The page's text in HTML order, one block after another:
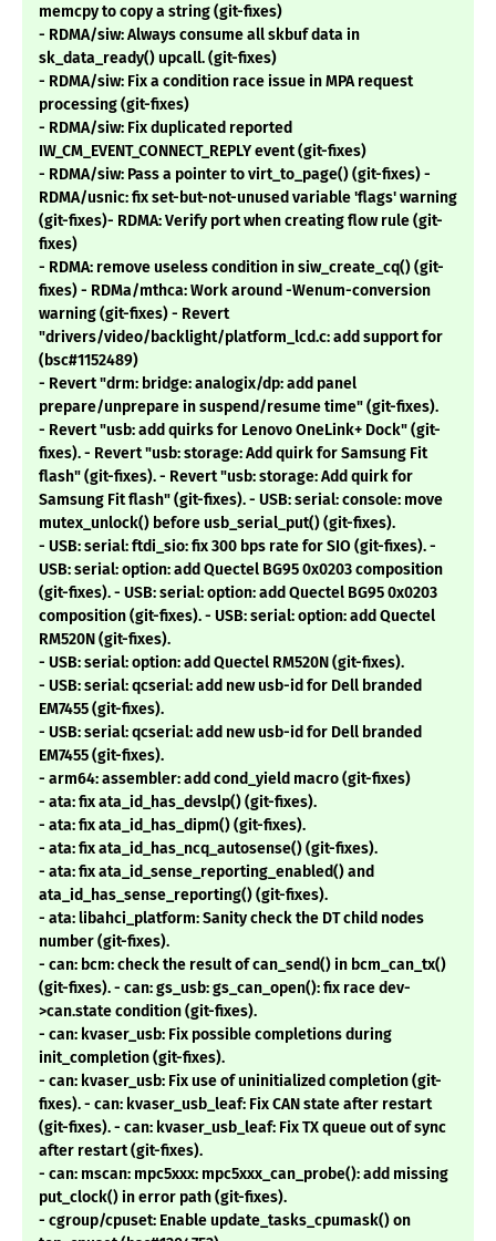
memcpy to copy a string (git-fixes)
- RDMA/siw: Always consume all skbuf data in
sk_data_ready() upcall. (git-fixes)
- RDMA/siw: Fix a condition race issue in MPA request
processing (git-fixes)
- RDMA/siw: Fix duplicated reported
IW_CM_EVENT_CONNECT_REPLY event (git-fixes)
- RDMA/siw: Pass a pointer to virt_to_page() (git-fixes) -
RDMA/usnic: fix set-but-not-unused variable 'flags' warning
(git-fixes)- RDMA: Verify port when creating flow rule (git-
fixes)
- RDMA: remove useless condition in siw_create_cq() (git-
fixes) - RDMa/mthca: Work around -Wenum-conversion
warning (git-fixes) - Revert
"drivers/video/backlight/platform_lcd.c: add support for
(bsc#1152489)
- Revert "drm: bridge: analogix/dp: add panel
prepare/unprepare in suspend/resume time" (git-fixes).
- Revert "usb: add quirks for Lenovo OneLink+ Dock" (git-
fixes). - Revert "usb: storage: Add quirk for Samsung Fit
flash" (git-fixes). - Revert "usb: storage: Add quirk for
Samsung Fit flash" (git-fixes). - USB: serial: console: move
mutex_unlock() before usb_serial_put() (git-fixes).
- USB: serial: ftdi_sio: fix 300 bps rate for SIO (git-fixes). -
USB: serial: option: add Quectel BG95 0x0203 composition
(git-fixes). - USB: serial: option: add Quectel BG95 0x0203
composition (git-fixes). - USB: serial: option: add Quectel
RM520N (git-fixes).
- USB: serial: option: add Quectel RM520N (git-fixes).
- USB: serial: qcserial: add new usb-id for Dell branded
EM7455 (git-fixes).
- USB: serial: qcserial: add new usb-id for Dell branded
EM7455 (git-fixes).
- arm64: assembler: add cond_yield macro (git-fixes)
- ata: fix ata_id_has_devslp() (git-fixes).
- ata: fix ata_id_has_dipm() (git-fixes).
- ata: fix ata_id_has_ncq_autosense() (git-fixes).
- ata: fix ata_id_sense_reporting_enabled() and
ata_id_has_sense_reporting() (git-fixes).
- ata: libahci_platform: Sanity check the DT child nodes
number (git-fixes).
- can: bcm: check the result of can_send() in bcm_can_tx()
(git-fixes). - can: gs_usb: gs_can_open(): fix race dev-
>can.state condition (git-fixes).
- can: kvaser_usb: Fix possible completions during
init_completion (git-fixes).
- can: kvaser_usb: Fix use of uninitialized completion (git-
fixes). - can: kvaser_usb_leaf: Fix CAN state after restart
(git-fixes). - can: kvaser_usb_leaf: Fix TX queue out of sync
after restart (git-fixes).
- can: mscan: mpc5xxx: mpc5xxx_can_probe(): add missing
put_clock() in error path (git-fixes).
- cgroup/cpuset: Enable update_tasks_cpumask() on